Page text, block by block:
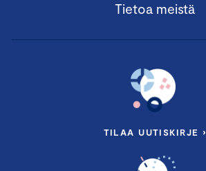
Tietoa meistä
TILAA UUTISKIRJE ›